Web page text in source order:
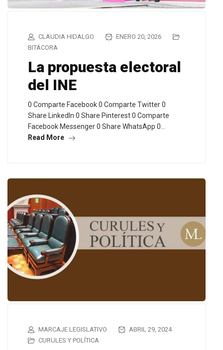
CLAUDIA HIDALGO
ENERO 20, 2026
BITÁCORA
La propuesta electoral
del INE
0 Comparte Facebook 0 Comparte Twitter 0
Share LinkedIn 0 Share Pinterest 0 Comparte
Facebook Messenger 0 Share WhatsApp 0…
Read More
MARCAJE LEGISLATIVO
ABRIL 29, 2024
CURULES Y POLÍTICA